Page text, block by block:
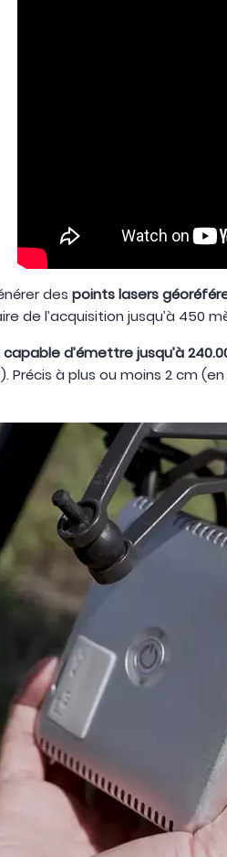
des points lasers
de l’acquisition jusqu’à 450
capable d’émettre jusqu’à
à plus ou moins 2 cm